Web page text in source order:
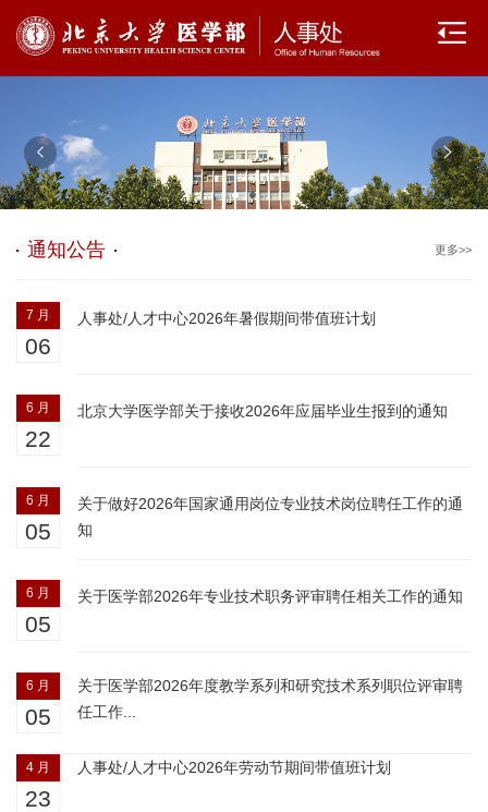
通知公告 更多>>
7 月
06
人事处/人才中心2026年暑假期间带值班计划
6 月
22
北京大学医学部关于接收2026年应届毕业生报到的通知
6 月
05
关于做好2026年国家通用岗位专业技术岗位聘任工作的通
知
6 月
05
关于医学部2026年专业技术职务评审聘任相关工作的通知
6 月
05
关于医学部2026年度教学系列和研究技术系列职位评审聘
任工作...
4 月
23
人事处/人才中心2026年劳动节期间带值班计划